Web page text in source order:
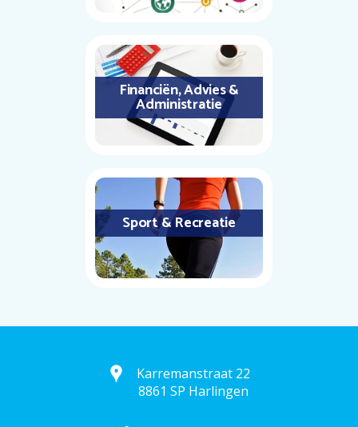
Financiën, Advies &
Administratie
Sport & Recreatie
Karremanstraat 22
8861 SP Harlingen